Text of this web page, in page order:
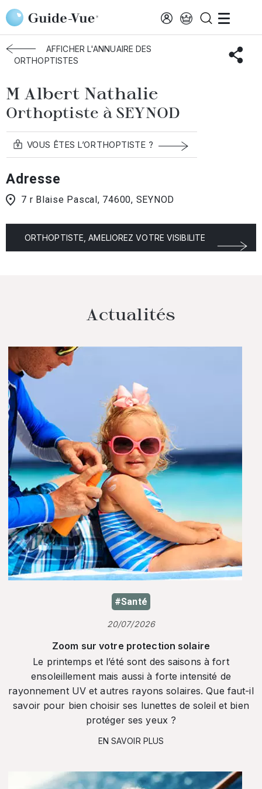
Aller au contenu principal
Accueil Annuaire des orthoptistes Seynod Albert Nathalie
AFFICHER L'ANNUAIRE DES
ORTHOPTISTES
M Albert Nathalie
Orthoptiste à SEYNOD
VOUS ÊTES L’ORTHOPTISTE ?
Adresse
7 r Blaise Pascal, 74600, SEYNOD
ORTHOPTISTE, AMELIOREZ VOTRE VISIBILITE
Actualités
#Santé
20/07/2026
Zoom sur votre protection solaire
Le printemps et l’été sont des saisons à fort
ensoleillement mais aussi à forte intensité de
rayonnement UV et autres rayons solaires. Que faut-il
savoir pour bien choisir ses lunettes de soleil et bien
protéger ses yeux ?
EN SAVOIR PLUS